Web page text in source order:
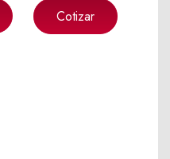
Cotizar